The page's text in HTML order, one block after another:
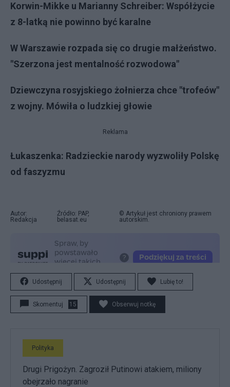
Korwin-Mikke u Marianny Schreiber: Współżycie
z 8-latką nie powinno być karalne
W Warszawie rozpada się co drugie małżeństwo.
"Szerzona jest mentalność rozwodowa"
Dziewczyna rosyjskiego żołnierza chce "trofeów"
z wojny. Mówiła o ludzkiej głowie
Reklama
Łukaszenka: Radzieckie narody wyzwoliły Polskę
od faszyzmu
Autor:
Redakcja
Źródło: PAP,
belasat.eu
© Artykuł jest chroniony prawem
autorskim.
Udostępnij Udostępnij Lubię to!
Skomentuj 15 Obserwuj notkę
Polityka
Drugi Prigożyn. Zagroził Putinowi atakiem, miliony
obejrzało nagranie